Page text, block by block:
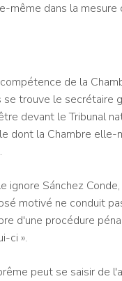
même dans la mesure
de la
trouve le secrétaire
devant le Tribunal
dont la Chambre
ignore Sánchez
motivé ne conduit
d'une procédure
ci ».
peut se saisir de